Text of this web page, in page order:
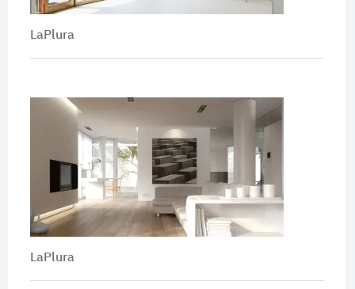
LaPlura
LaPlura